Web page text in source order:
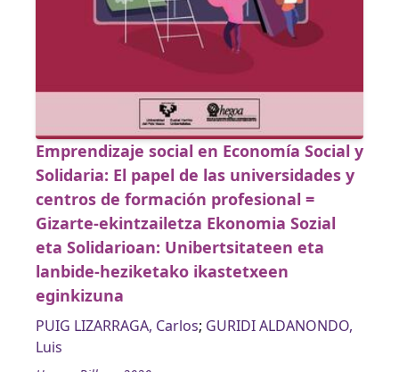
Emprendizaje social en Economía Social y
Solidaria: El papel de las universidades y
centros de formación profesional =
Gizarte-ekintzailetza Ekonomia Sozial
eta Solidarioan: Unibertsitateen eta
lanbide-heziketako ikastetxeen
eginkizuna
PUIG LIZARRAGA, Carlos; GURIDI ALDANONDO,
Luis